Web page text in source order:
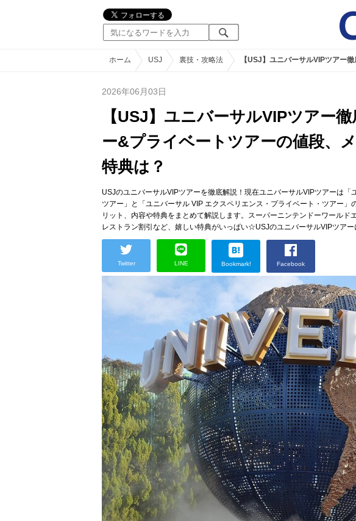
ホーム USJ 裏技・攻略法 【USJ】ユニバーサルVIPツアー
2026年06月03日
【USJ】ユニバーサルVIPツアー
ー&プライベートツアーの値段、
特典は？
USJのユニバーサルVIPツアーを徹底解説！現在ユニバーサルVIPツアーは「
ツアー」と「ユニバーサル VIP エクスペリエンス・プライベート・ツアー」
リット、内容や特典をまとめて解説します。スーパーニンテンドーワールド
レストラン割引など、嬉しい特典がいっぱい☆USJのユニバーサルVIPツアー
Twitter LINE Bookmark! Facebook